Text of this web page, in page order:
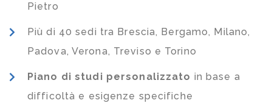
Pietro
Più di 40 sedi tra Brescia, Bergamo, Milano,
Padova, Verona, Treviso e Torino
Piano di studi personalizzato in base a
difficoltà e esigenze specifiche